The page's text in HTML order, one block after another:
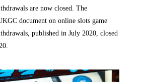
are now closed. The
document on online slots game
published in July 2020, closed